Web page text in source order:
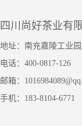
四川尚好茶业有
地址：南充嘉陵工业
电话：400-0817-126
邮箱：
手机：183-8104-6771